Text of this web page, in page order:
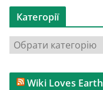
х
в
Категорії
а
т
Wiki Loves Earth